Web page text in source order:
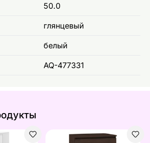
50.0
глянцевый
белый
AQ-477331